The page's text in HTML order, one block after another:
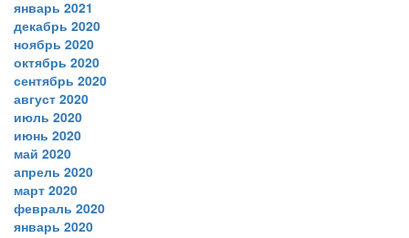
январь 2021
декабрь 2020
ноябрь 2020
октябрь 2020
сентябрь 2020
август 2020
июль 2020
июнь 2020
май 2020
апрель 2020
март 2020
февраль 2020
январь 2020